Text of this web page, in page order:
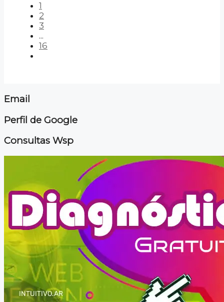
1
2
3
...
16
Email
Perfil de Google
Consultas Wsp